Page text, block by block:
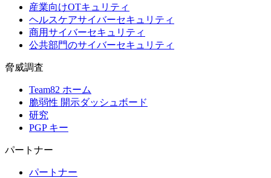
産業向けOTキュリティ
ヘルスケアサイバーセキュリティ
商用サイバーセキュリティ
公共部門のサイバーセキュリティ
脅威調査
Team82 ホーム
脆弱性 開示ダッシュボード
研究
PGP キー
パートナー
パートナー